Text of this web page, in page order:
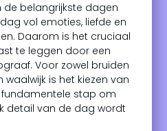
de belangrijkste dagen
vol emoties, liefde en
Daarom is het cruciaal
te leggen door een
Voor zowel bruiden
is het kiezen van
stap om
detail van de dag wordt